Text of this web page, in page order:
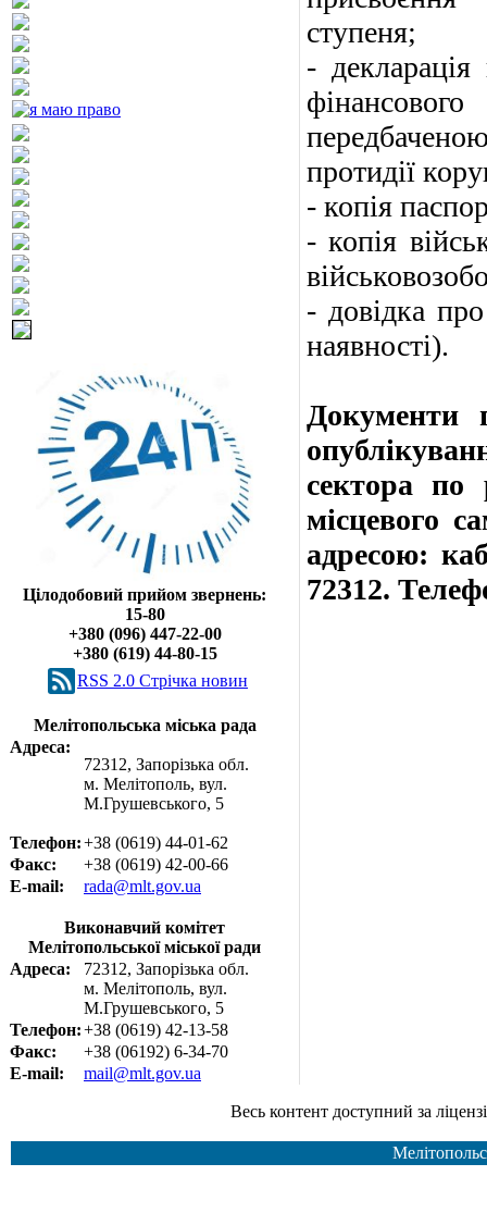
Цілодобовий прийом звернень:
15-80
+380 (096) 447-22-00
+380 (619) 44-80-15
RSS 2.0 Cтрічка новин
Мелітопольська міська рада
Адреса:
72312, Запорізька обл.
м. Мелітополь, вул.
М.Грушевського, 5
Телефон:+38 (0619) 44-01-62
Факс:
+38 (0619) 42-00-66
E-mail:
rada@mlt.gov.ua
Виконавчий комітет
Мелітопольської міської ради
Адреса:
72312, Запорізька обл.
м. Мелітополь, вул.
М.Грушевського, 5
Телефон:+38 (0619) 42-13-58
Факс:
+38 (06192) 6-34-70
E-mail:
mail@mlt.gov.ua
ступеня;
-
протидії
- копія
- копія
- довідка
наявності).
Документи
сектора по
місцевого
адресою:
72312.
Весь контент доступний за ліцензією Creative